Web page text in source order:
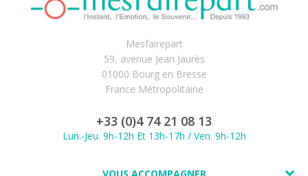
Mesfairepart
59, avenue Jean Jaurès
01000 Bourg en Bresse
France Métropolitaine
+33 (0)4 74 21 08 13
Lun.-Jeu. 9h-12h Et 13h-17h / Ven. 9h-12h
VOUS ACCOMPAGNER